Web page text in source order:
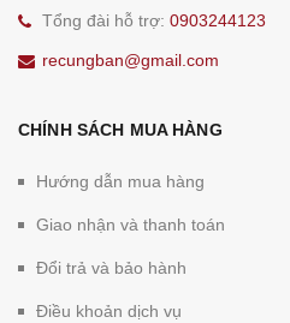
Tổng đài hỗ trợ: 0903244123
recungban@gmail.com
CHÍNH SÁCH MUA HÀNG
Hướng dẫn mua hàng
Giao nhận và thanh toán
Đổi trả và bảo hành
Điều khoản dịch vụ